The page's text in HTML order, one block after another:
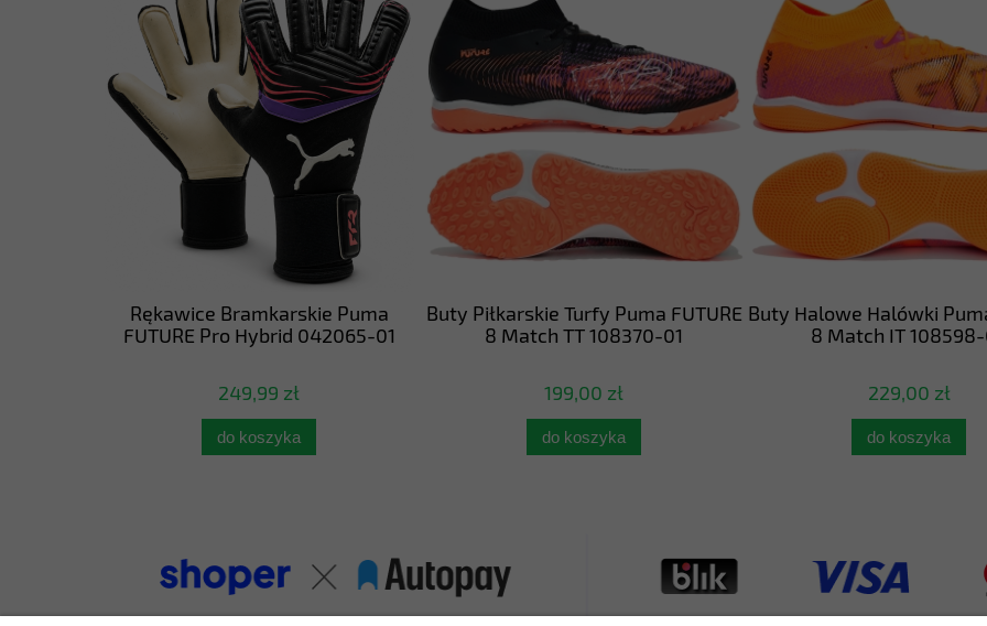
Rękawice Bramkarskie Puma
FUTURE Pro Hybrid 042065-01
249,99 zł
do koszyka
Buty Piłkarskie Turfy Puma FUTURE
8 Match TT 108370-01
199,00 zł
do koszyka
Buty Halowe Halówki
8 Match IT 108598-
229,00 zł
do koszyka